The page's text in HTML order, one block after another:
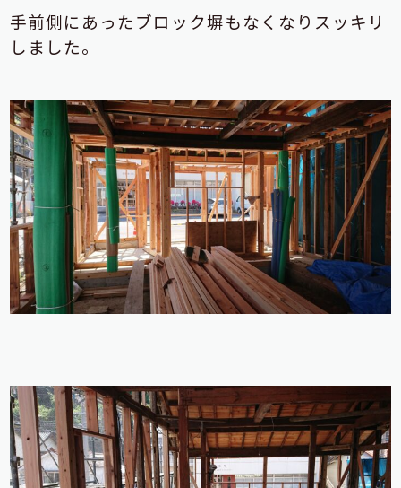
手前側にあったブロック塀もなくなりスッキリ
しました。